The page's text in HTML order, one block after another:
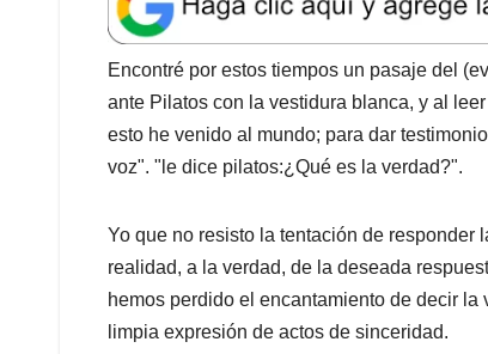
t
s
A
p
p
e
b
o
o
k
k
e
d
I
n
l
e
a
d
s
Encontré por estos tiempos un pasaje del
ante Pilatos con la vestidura blanca, y al
esto he venido al mundo; para dar
voz". "le dice pilatos:¿Qué es la verdad?".
Yo que no resisto la tentación de
realidad, a la verdad, de la deseada
hemos perdido el encantamiento de decir
limpia expresión de actos de sinceridad.